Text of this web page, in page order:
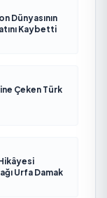
Dünyasının
Kaybetti
Çeken Türk
Urfa Damak